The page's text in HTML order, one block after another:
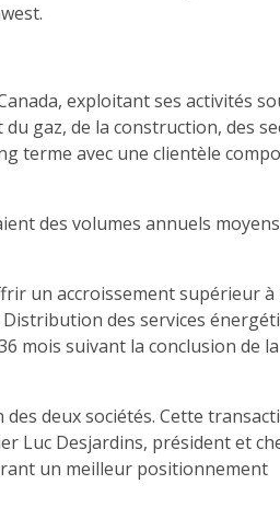
exploitant ses activités
gaz, de la construction, des
terme avec une clientèle
des volumes annuels
un accroissement supérieur à
des services
mois suivant la conclusion de la
deux sociétés. Cette
Luc Desjardins, président et
un meilleur positionnement